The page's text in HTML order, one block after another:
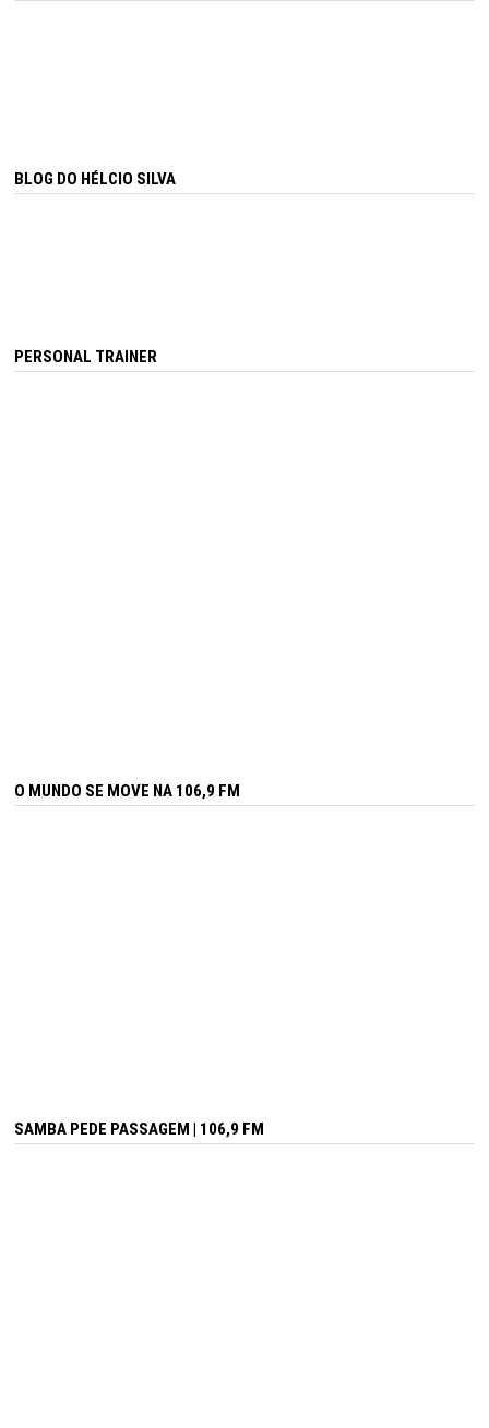
BLOG DO HÉLCIO SILVA
PERSONAL TRAINER
O MUNDO SE MOVE NA 106,9 FM
SAMBA PEDE PASSAGEM | 106,9 FM